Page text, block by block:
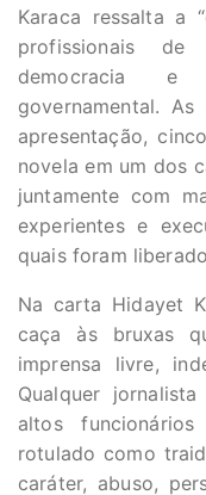
Karaca ressalta a
profissionais
democracia e
governamental.
apresentação,
novela em um dos
juntamente com
experientes e
quais foram
Na carta Hidayet
caça às bruxas
imprensa livre,
Qualquer
altos
rotulado como
caráter, abuso,